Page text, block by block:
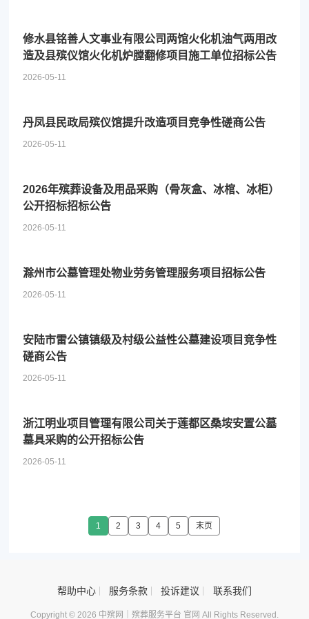
修水县铭善人文事业有限公司两馆火化机油气两用改
造及县殡仪馆火化机炉膛翻修项目施工单位招标公告
2026-05-11
丹凤县民政局殡仪馆提升改造项目竞争性磋商公告
2026-05-11
2026年殡葬设备及用品采购（骨灰盒、冰棺、冰柜）
公开招标招标公告
2026-05-11
滁州市公墓管理处物业劳务管理服务项目招标公告
2026-05-11
安陆市雷公镇镇级及村级公益性公墓建设项目竞争性
磋商公告
2026-05-11
浙江明业项目管理有限公司关于莲都区桑垵安置公墓
墓具采购的公开招标公告
2026-05-11
1 2 3 4 5 末页
帮助中心 服务条款 投诉建议 联系我们
Copyright © 2026 中殡网｜殡葬服务平台 官网 All Rights Reserved.